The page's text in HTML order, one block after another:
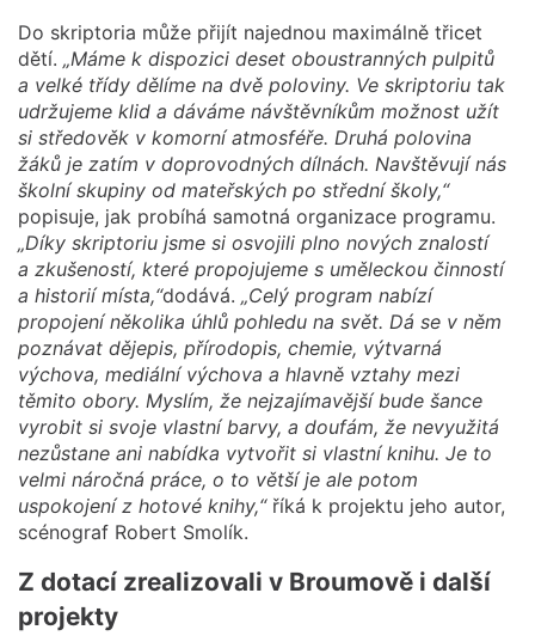
Do skriptoria může přijít najednou maximálně třicet
dětí. „Máme k dispozici deset oboustranných pulpitů
a velké třídy dělíme na dvě poloviny. Ve skriptoriu tak
udržujeme klid a dáváme návštěvníkům možnost užít
si středověk v komorní atmosféře. Druhá polovina
žáků je zatím v doprovodných dílnách. Navštěvují nás
školní skupiny od mateřských po střední školy,“
popisuje, jak probíhá samotná organizace programu.
„Díky skriptoriu jsme si osvojili plno nových znalostí
a zkušeností, které propojujeme s uměleckou činností
a historií místa,“dodává. „Celý program nabízí
propojení několika úhlů pohledu na svět. Dá se v něm
poznávat dějepis, přírodopis, chemie, výtvarná
výchova, mediální výchova a hlavně vztahy mezi
těmito obory. Myslím, že nejzajímavější bude šance
vyrobit si svoje vlastní barvy, a doufám, že nevyužitá
nezůstane ani nabídka vytvořit si vlastní knihu. Je to
velmi náročná práce, o to větší je ale potom
uspokojení z hotové knihy,“ říká k projektu jeho autor,
scénograf Robert Smolík.
Z dotací zrealizovali v Broumově i další
projekty